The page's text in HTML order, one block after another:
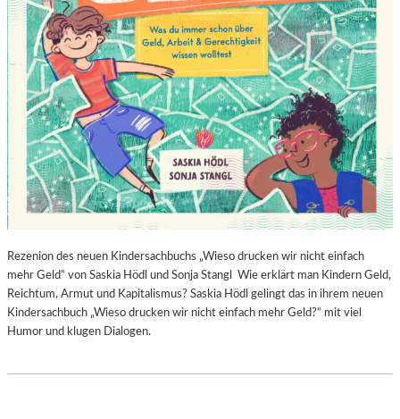
Rezenion des neuen Kindersachbuchs „Wieso drucken wir nicht einfach
mehr Geld“ von Saskia Hödl und Sonja Stangl Wie erklärt man Kindern Geld,
Reichtum, Armut und Kapitalismus? Saskia Hödl gelingt das in ihrem neuen
Kindersachbuch „Wieso drucken wir nicht einfach mehr Geld?“ mit viel
Humor und klugen Dialogen.